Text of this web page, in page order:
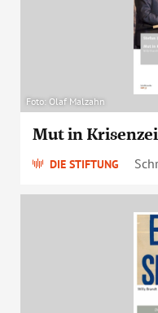
Foto: Olaf Malzahn
Mut in
DIE STIFTUNG